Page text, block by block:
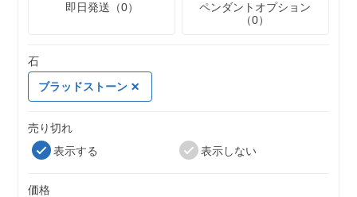
即日発送（0）
ペンダントオプション
（0）
石
ブラッドストーン
売り切れ
表示する
表示しない
価格